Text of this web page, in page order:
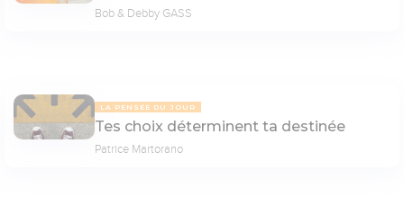
Bob & Debby GASS
LA PENSÉE DU JOUR
Tes choix déterminent ta destinée
Patrice Martorano